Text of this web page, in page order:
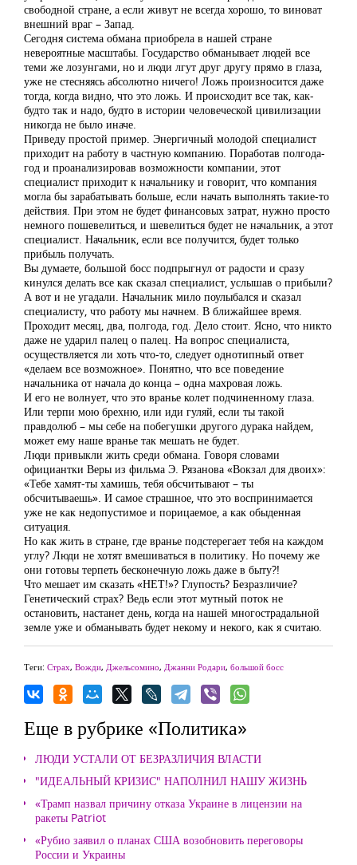
свободной стране, а если живут не всегда хорошо, то виноват
внешний враг – Запад.
Сегодня система обмана приобрела в нашей стране
невероятные масштабы. Государство обманывает людей все
теми же лозунгами, но и люди лгут друг другу прямо в глаза,
уже не стесняясь абсолютно ничего! Ложь произносится даже
тогда, когда видно, что это ложь. И происходит все так, как-
будто так и надо, будто в истории человеческой цивилизации
никогда не было иначе.
Приведу простой пример. Энергичный молодой специалист
приходит на работу в частную компанию. Поработав полгода-
год и проанализировав возможности компании, этот
специалист приходит к начальнику и говорит, что компания
могла бы зарабатывать больше, если начать выполнять такие-то
действия. При этом не будет финансовых затрат, нужно просто
немного пошевелиться, и шевелиться будет не начальник, а этот
специалист. Начальник, если все получится, будет только
прибыль получать.
Вы думаете, большой босс подпрыгнул от радости и сразу
кинулся делать все как сказал специалист, услышав о прибыли?
А вот и не угадали. Начальник мило поулыбался и сказал
специалисту, что работу мы начнем. В ближайшее время.
Проходит месяц, два, полгода, год. Дело стоит. Ясно, что никто
даже не ударил палец о палец. На вопрос специалиста,
осуществляется ли хоть что-то, следует однотипный ответ
«делаем все возможное». Понятно, что все поведение
начальника от начала до конца – одна махровая ложь.
И его не волнует, что это вранье колет подчиненному глаза.
Или терпи мою брехню, или иди гуляй, если ты такой
правдолюб – мы себе на побегушки другого дурака найдем,
может ему наше вранье так мешать не будет.
Люди привыкли жить среди обмана. Говоря словами
официантки Веры из фильма Э. Рязанова «Вокзал для двоих»:
«Тебе хамят-ты хамишь, тебя обсчитывают – ты
обсчитываешь». И самое страшное, что это воспринимается
уже не как недопустимое и порицаемое, а как обыденная
ситуация.
Но как жить в стране, где вранье подстерегает тебя на каждом
углу? Люди не хотят вмешиваться в политику. Но почему же
они готовы терпеть бесконечную ложь даже в быту?!
Что мешает им сказать «НЕТ!»? Глупость? Безразличие?
Генетический страх? Ведь если этот мутный поток не
остановить, настанет день, когда на нашей многострадальной
земле уже и обманывать будет некому и некого, как я считаю.
Теги: Страх, Вожди, Джельсомино, Джанни Родари, большой босс
Еще в рубрике «Политика»
ЛЮДИ УСТАЛИ ОТ БЕЗРАЗЛИЧИЯ ВЛАСТИ
"ИДЕАЛЬНЫЙ КРИЗИС" НАПОЛНИЛ НАШУ ЖИЗНЬ
«Трамп назвал причину отказа Украине в лицензии на
ракеты Patriot
«Рубио заявил о планах США возобновить переговоры
России и Украины